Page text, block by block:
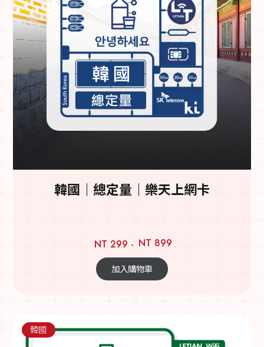
韓國｜總定量｜樂天上網卡
NT 299 - NT 899
加入購物車
韓國